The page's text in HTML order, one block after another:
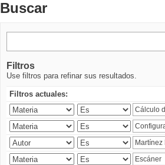
Buscar
Filtros
Use filtros para refinar sus resultados.
Filtros actuales: